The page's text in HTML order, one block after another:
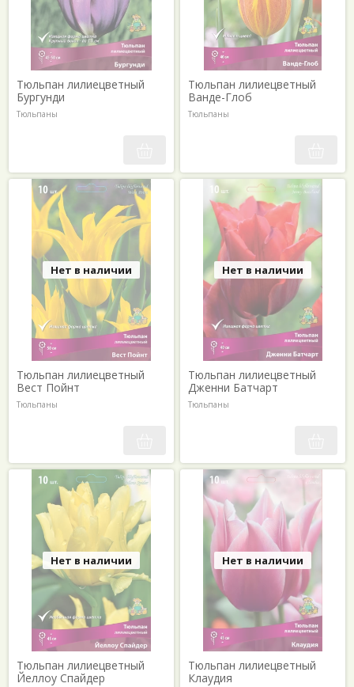
Тюльпан лилиецветный
Бургунди
Тюльпаны
Тюльпан лилиецветный
Ванде-Глоб
Тюльпаны
Нет в наличии
Тюльпан лилиецветный
Вест Пойнт
Тюльпаны
Нет в наличии
Тюльпан лилиецветный
Дженни Батчарт
Тюльпаны
Нет в наличии
Тюльпан лилиецветный
Йеллоу Спайдер
Нет в наличии
Тюльпан лилиецветный
Клаудия